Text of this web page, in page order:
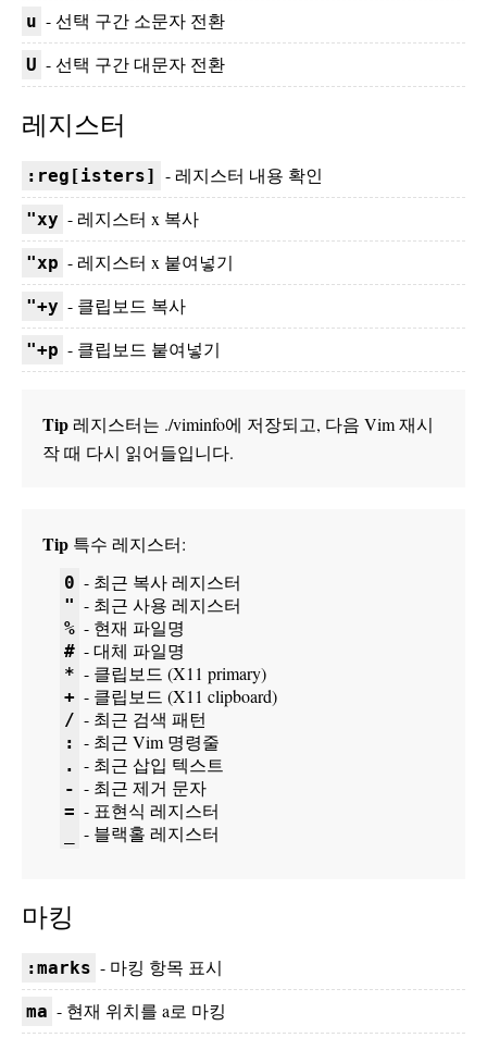
u - 선택 구간 소문자 전환
U - 선택 구간 대문자 전환
레지스터
:reg[isters] - 레지스터 내용 확인
"xy - 레지스터 x 복사
"xp - 레지스터 x 붙여넣기
"+y - 클립보드 복사
"+p - 클립보드 붙여넣기
Tip 레지스터는 ./viminfo에 저장되고, 다음 Vim 재시
작 때 다시 읽어들입니다.
Tip 특수 레지스터:
0 - 최근 복사 레지스터
" - 최근 사용 레지스터
% - 현재 파일명
# - 대체 파일명
* - 클립보드 (X11 primary)
+ - 클립보드 (X11 clipboard)
/ - 최근 검색 패턴
: - 최근 Vim 명령줄
. - 최근 삽입 텍스트
- - 최근 제거 문자
= - 표현식 레지스터
- 블랙홀 레지스터
마킹
:marks - 마킹 항목 표시
ma - 현재 위치를 a로 마킹